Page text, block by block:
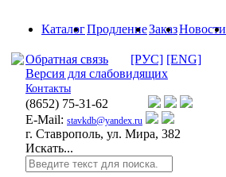
КаталогПродлениеЗаказНовости
Обратная связь [РУС] [ENG]
Версия для слабовидящих
Контакты
(8652) 75-31-62
E-Mail: stavkdb@yandex.ru
г. Ставрополь, ул. Мира, 382
Искать...